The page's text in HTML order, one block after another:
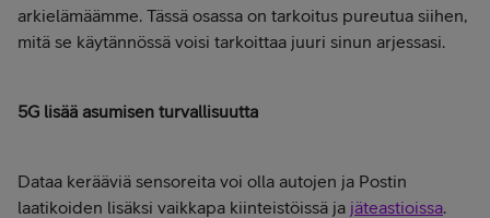
arkielämäämme. Tässä osassa on tarkoitus pureutua siihen,
mitä se käytännössä voisi tarkoittaa juuri sinun arjessasi.
5G lisää asumisen turvallisuutta
Dataa kerääviä sensoreita voi olla autojen ja Postin
laatikoiden lisäksi vaikkapa kiinteistöissä ja jäteastioissa.